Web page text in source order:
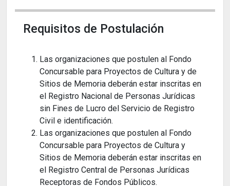
Requisitos de Postulación
Las organizaciones que postulen al Fondo
Concursable para Proyectos de Cultura y de
Sitios de Memoria deberán estar inscritas en
el Registro Nacional de Personas Jurídicas
sin Fines de Lucro del Servicio de Registro
Civil e identificación.
Las organizaciones que postulen al Fondo
Concursable para Proyectos de Cultura y
Sitios de Memoria deberán estar inscritas en
el Registro Central de Personas Jurídicas
Receptoras de Fondos Públicos.